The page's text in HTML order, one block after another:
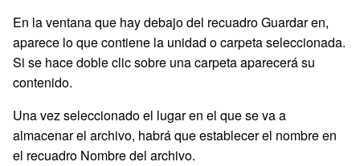
En la ventana que hay debajo del recuadro Guardar en,
aparece lo que contiene la unidad o carpeta seleccionada.
Si se hace doble clic sobre una carpeta aparecerá su
contenido.
Una vez seleccionado el lugar en el que se va a
almacenar el archivo, habrá que establecer el nombre en
el recuadro Nombre del archivo.